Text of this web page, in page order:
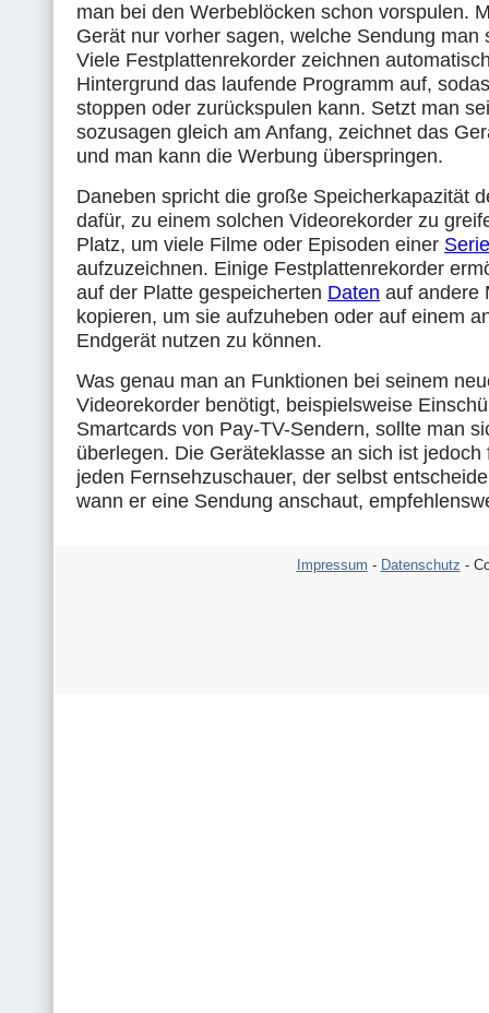
man bei den Werbeblöcken schon vorspulen.
Gerät nur vorher sagen, welche Sendung man
Viele Festplattenrekorder zeichnen
Hintergrund das laufende Programm auf,
stoppen oder zurückspulen kann. Setzt man
sozusagen gleich am Anfang, zeichnet das
und man kann die Werbung überspringen.
Daneben spricht die große Speicherkapazität
dafür, zu einem solchen Videorekorder zu
Platz, um viele Filme oder Episoden einer Serie
aufzuzeichnen. Einige Festplattenrekorder
auf der Platte gespeicherten Daten auf andere
kopieren, um sie aufzuheben oder auf einem
Endgerät nutzen zu können.
Was genau man an Funktionen bei seinem
Videorekorder benötigt, beispielsweise
Smartcards von Pay-TV-Sendern, sollte man
überlegen. Die Geräteklasse an sich ist jedoch
jeden Fernsehzuschauer, der selbst
wann er eine Sendung anschaut,
Impressum - Datenschutz -